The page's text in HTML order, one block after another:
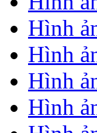
Hình
Hình
Hình
Hình